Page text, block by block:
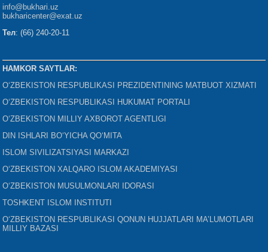
info@bukhari.uz
bukharicenter@exat.uz
Тел: (66) 240-20-11
HAMKOR SAYTLAR:
O‘ZBEKISTON RESPUBLIKASI PREZIDENTINING MATBUOT XIZMATI
O‘ZBEKISTON RESPUBLIKASI HUKUMAT PORTALI
O‘ZBEKISTON MILLIY AXBOROT AGENTLIGI
DIN ISHLARI BO‘YICHA QO‘MITA
ISLOM SIVILIZATSIYASI MARKAZI
O‘ZBEKISTON XALQARO ISLOM AKADEMIYASI
O‘ZBEKISTON MUSULMONLARI IDORASI
TOSHKENT ISLOM INSTITUTI
O‘ZBEKISTON RESPUBLIKASI QONUN HUJJATLARI MA’LUMOTLARI
MILLIY BAZASI